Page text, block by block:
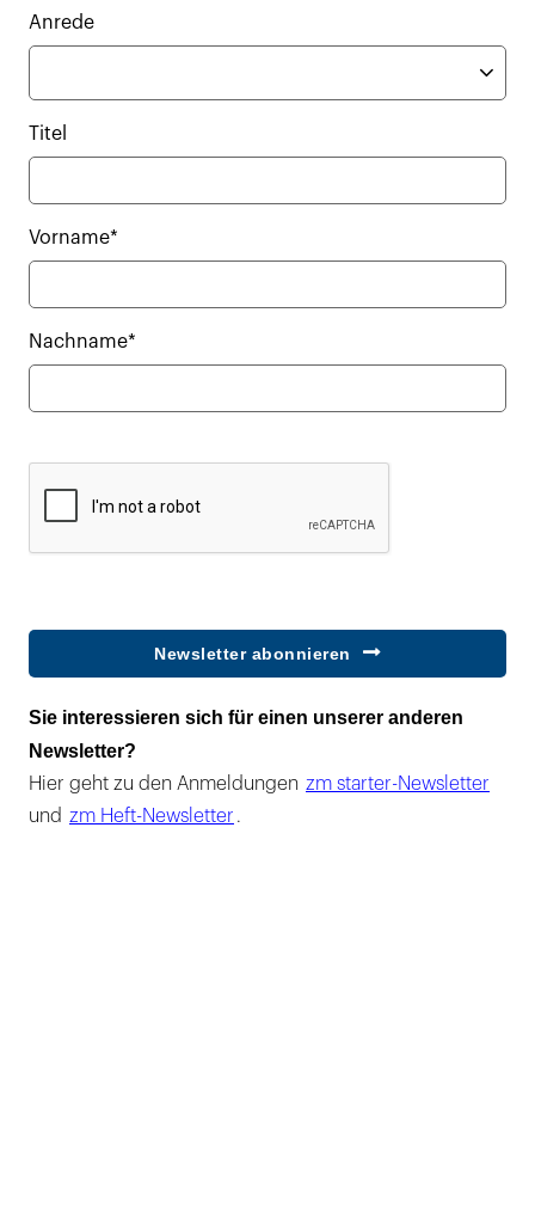
Anrede
Titel
Vorname*
Nachname*
Newsletter abonnieren
Sie interessieren sich für einen unserer anderen
Newsletter?
Hier geht zu den Anmeldungen zm starter-Newsletter
und zm Heft-Newsletter .